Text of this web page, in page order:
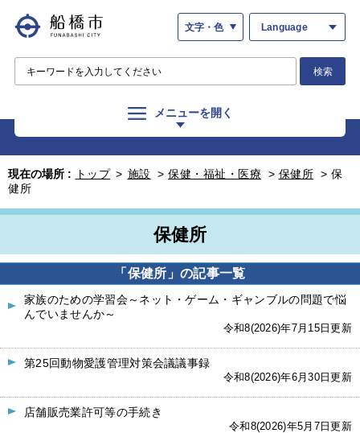
文字・色 Language
検索
メニューを開く
現在の場所 : トップ > 施設 > 保健・福祉・医療 > 保健所 > 保
健所
保健所
「保健所」の記事一覧
家族のための学習会～ネット・ゲーム・ギャンブルの問題で悩
んでいませんか～
令和8(2026)年7月15日更新
第25回動物愛護管理対策会議議事録
令和8(2026)年6月30日更新
店舗販売業許可等の手続き
令和8(2026)年5月7日更新